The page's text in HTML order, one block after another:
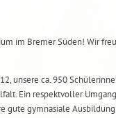
im Bremer Süden! Wir
unsere ca. 950
Ein respektvoller
gute gymnasiale